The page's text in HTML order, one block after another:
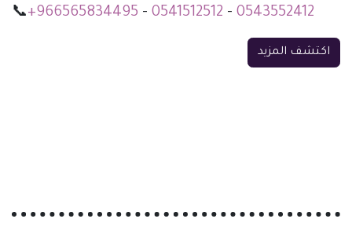
📞+966565834495 - 0541512512 - 0543552412
اكتشف المزيد